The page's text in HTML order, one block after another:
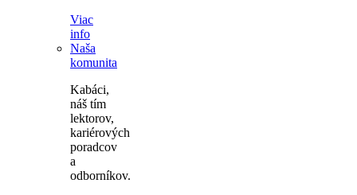
Viac
info
Naša
komunita
Kabáci,
náš tím
lektorov,
kariérových
poradcov
a
odborníkov.